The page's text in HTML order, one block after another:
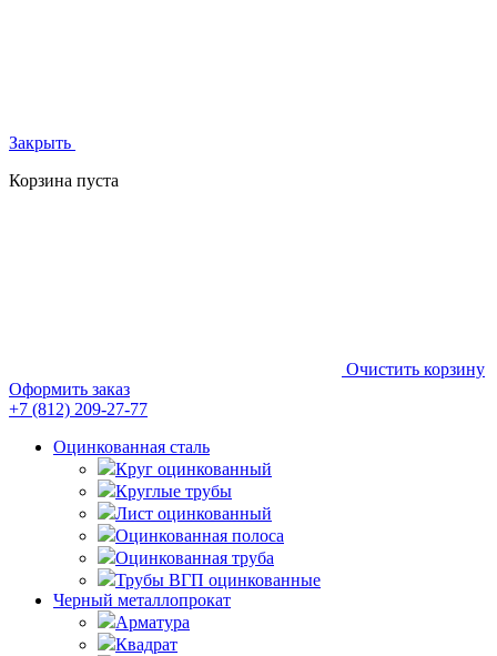
Закрыть
Корзина пуста
Очистить корзину
Оформить заказ
+7 (812) 209-27-77
Оцинкованная сталь
Круг оцинкованный
Круглые трубы
Лист оцинкованный
Оцинкованная полоса
Оцинкованная труба
Трубы ВГП оцинкованные
Черный металлопрокат
Арматура
Квадрат